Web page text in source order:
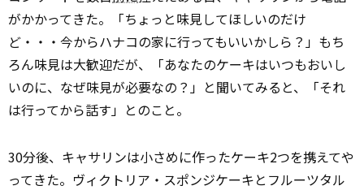
がかかってきた。「ちょっと味見してほしいのだけ
ど・・・今からハナコの家に行ってもいいかしら？」もち
ろん味見は大歓迎だが、「あなたのケーキはいつもおいし
いのに、なぜ味見が必要なの？」と聞いてみると、「それ
は行ってから話す」とのこと。
30分後、キャサリンは小さめに作ったケーキ2つを携えてや
ってきた。ヴィクトリア・スポンジケーキとフルーツタル